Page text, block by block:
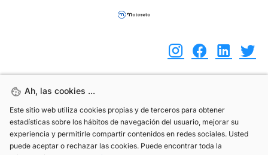
Ah, las cookies ...
Este sitio web utiliza cookies propias y de terceros para obtener
estadísticas sobre los hábitos de navegación del usuario, mejorar su
experiencia y permitirle compartir contenidos en redes sociales. Usted
puede aceptar o rechazar las cookies. Puede encontrar toda la
Ah, las cookies ...
Este sitio web utiliza cookies propias y de terceros para obtener
estadísticas sobre los hábitos de navegación del usuario, mejorar su
experiencia y permitirle compartir contenidos en redes sociales. Usted
puede aceptar o rechazar las cookies. Puede encontrar toda la
info@motoreto.com